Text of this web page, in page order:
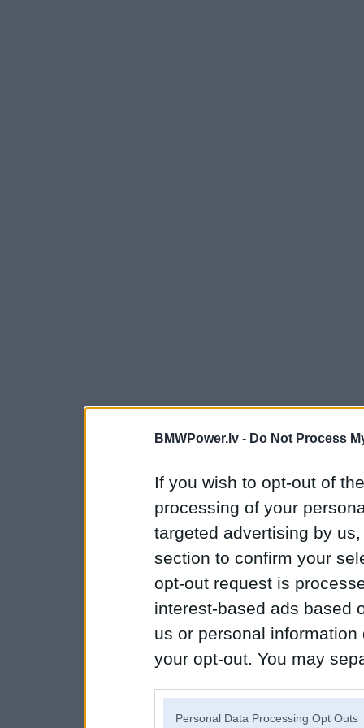
BMWPower.lv - Do Not Process
If you wish to opt-out of
processing of your
targeted advertising by
section to confirm your
opt-out request is
interest-based ads based
us or personal
your opt-out. You may
Personal Data Processing Opt Outs